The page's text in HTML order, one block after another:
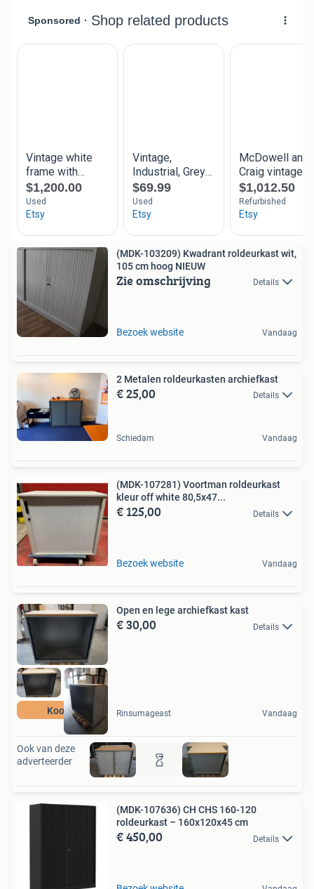
(MDK-103209) Kwadrant roldeurkast wit,
105 cm hoog NIEUW
Zie omschrijving Details
Bezoek website Vandaag
2 Metalen roldeurkasten archiefkast
€ 25,00 Details
Schiedam Vandaag
(MDK-107281) Voortman roldeurkast
kleur off white 80,5x47...
€ 125,00 Details
Bezoek website Vandaag
Koopje
Open en lege archiefkast kast
€ 30,00 Details
Rinsumageast Vandaag
Ook van deze
adverteerder
(MDK-107636) CH CHS 160-120
roldeurkast – 160x120x45 cm
€ 450,00 Details